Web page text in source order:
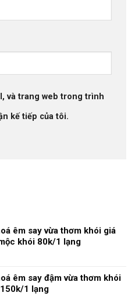
và trang web trong trình
kế tiếp của tôi.
êm say vừa thơm khói giá
khói 80k/1 lạng
êm say đậm vừa thơm khói
1 lạng